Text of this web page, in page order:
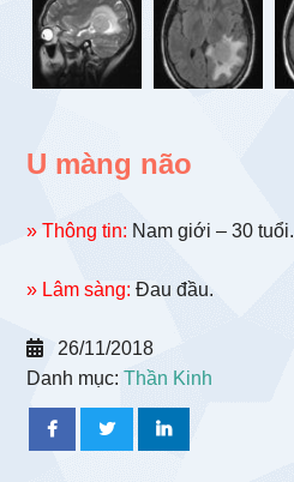
U màng não
» Thông tin: Nam giới – 30 tuổi.
» Lâm sàng:Đau đầu.
26/11/2018
Danh mục:Thần Kinh